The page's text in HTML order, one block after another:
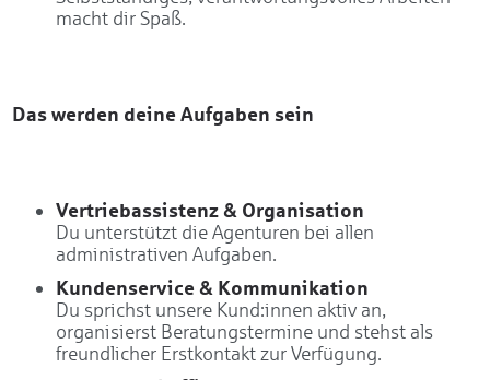
macht dir Spaß.
Das werden deine Aufgaben sein
Vertriebassistenz & Organisation
Du unterstützt die Agenturen bei allen
administrativen Aufgaben.
Kundenservice & Kommunikation
Du sprichst unsere Kund:innen aktiv an,
organisierst Beratungstermine und stehst als
freundlicher Erstkontakt zur Verfügung.